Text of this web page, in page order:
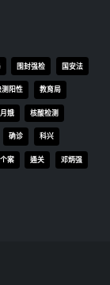
围封强检 国安法
测阳性 教育局
娥 核酸检测
确诊 科兴
案 通关 邓炳强